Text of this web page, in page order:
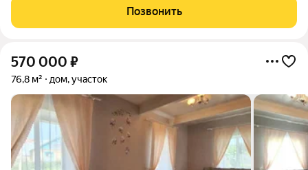
162. Oбщaя площадь 45,5 м. 7 сотoк земли в собcтвеннocти.
Имеется гараж
Позвонить
570 000 ₽
76,8 м² дом, участок